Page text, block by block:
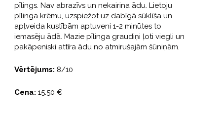
pīlings. Nav abrazīvs un nekairina ādu. Lietoju
pīlinga krēmu, uzspiežot uz dabīgā sūklīša un
apļveida kustībām aptuveni 1-2 minūtes to
iemasēju ādā. Mazie pīlinga graudiņi ļoti viegli un
pakāpeniski attīra ādu no atmirušajām šūniņām.
Vērtējums: 8/10
Cena: 15.50 €